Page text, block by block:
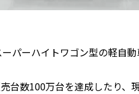
パーハイトワゴン型の軽自動
台数100万台を達成したり、